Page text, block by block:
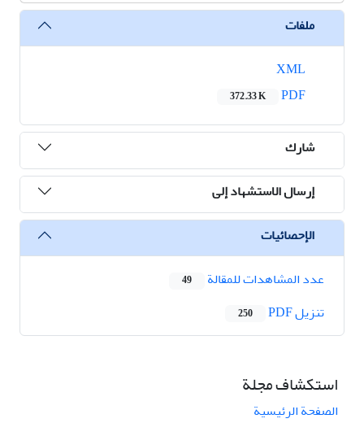
ملفات
372.33 K
شارك
إرسال الاستشهاد إلى
الإحصائيات
عدد المشاهدات للمقالة
49
تنزیل PDF 250
استكشاف مجلة
الصفحة الرئيسية